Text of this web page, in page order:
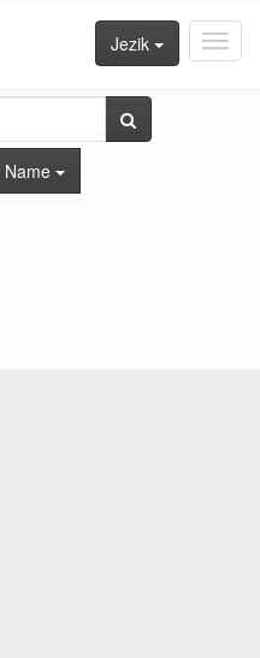
Jezik
Name